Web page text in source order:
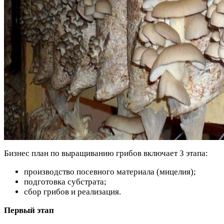
Бизнес план по выращиванию грибов включает 3 этапа:
производство посевного материала (мицелия);
подготовка субстрата;
сбор грибов и реализация.
Первый этап